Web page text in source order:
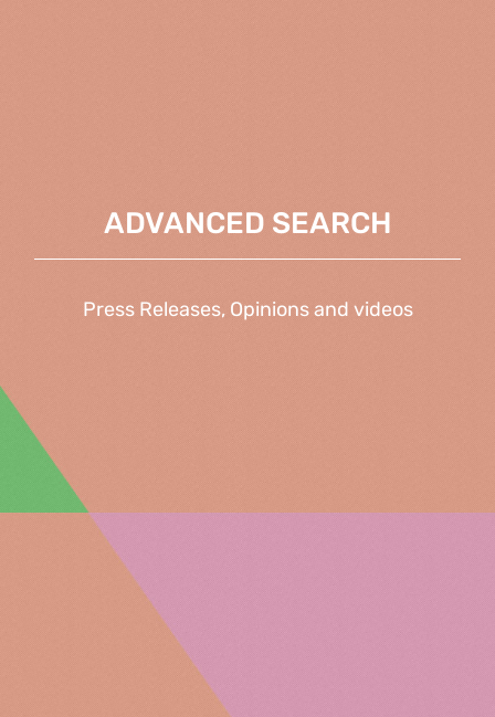
ADVANCED SEARCH
Press Releases, Opinions and videos